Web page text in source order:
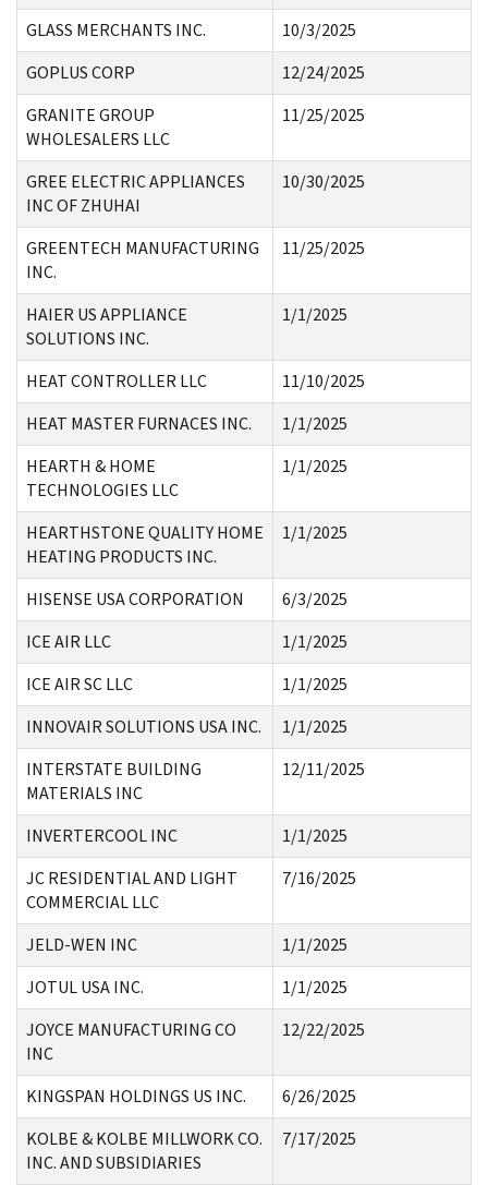
GLASS MERCHANTS INC.
10/3/2025
GOPLUS CORP
12/24/2025
GRANITE GROUP
WHOLESALERS LLC
11/25/2025
GREE ELECTRIC APPLIANCES
INC OF ZHUHAI
10/30/2025
GREENTECH MANUFACTURING
INC.
11/25/2025
HAIER US APPLIANCE
SOLUTIONS INC.
1/1/2025
HEAT CONTROLLER LLC
11/10/2025
HEAT MASTER FURNACES INC.
1/1/2025
HEARTH & HOME
TECHNOLOGIES LLC
1/1/2025
HEARTHSTONE QUALITY HOME
HEATING PRODUCTS INC.
1/1/2025
HISENSE USA CORPORATION
6/3/2025
ICE AIR LLC
1/1/2025
ICE AIR SC LLC
1/1/2025
INNOVAIR SOLUTIONS USA INC.
1/1/2025
INTERSTATE BUILDING
MATERIALS INC
12/11/2025
INVERTERCOOL INC
1/1/2025
JC RESIDENTIAL AND LIGHT
COMMERCIAL LLC
7/16/2025
JELD-WEN INC
1/1/2025
JOTUL USA INC.
1/1/2025
JOYCE MANUFACTURING CO
INC
12/22/2025
KINGSPAN HOLDINGS US INC.
6/26/2025
KOLBE & KOLBE MILLWORK CO.
INC. AND SUBSIDIARIES
7/17/2025